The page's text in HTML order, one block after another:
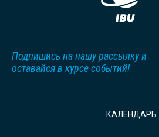
Подпишись на нашу рассылку и
оставайся в курсе событий!
КАЛЕНДАРЬ